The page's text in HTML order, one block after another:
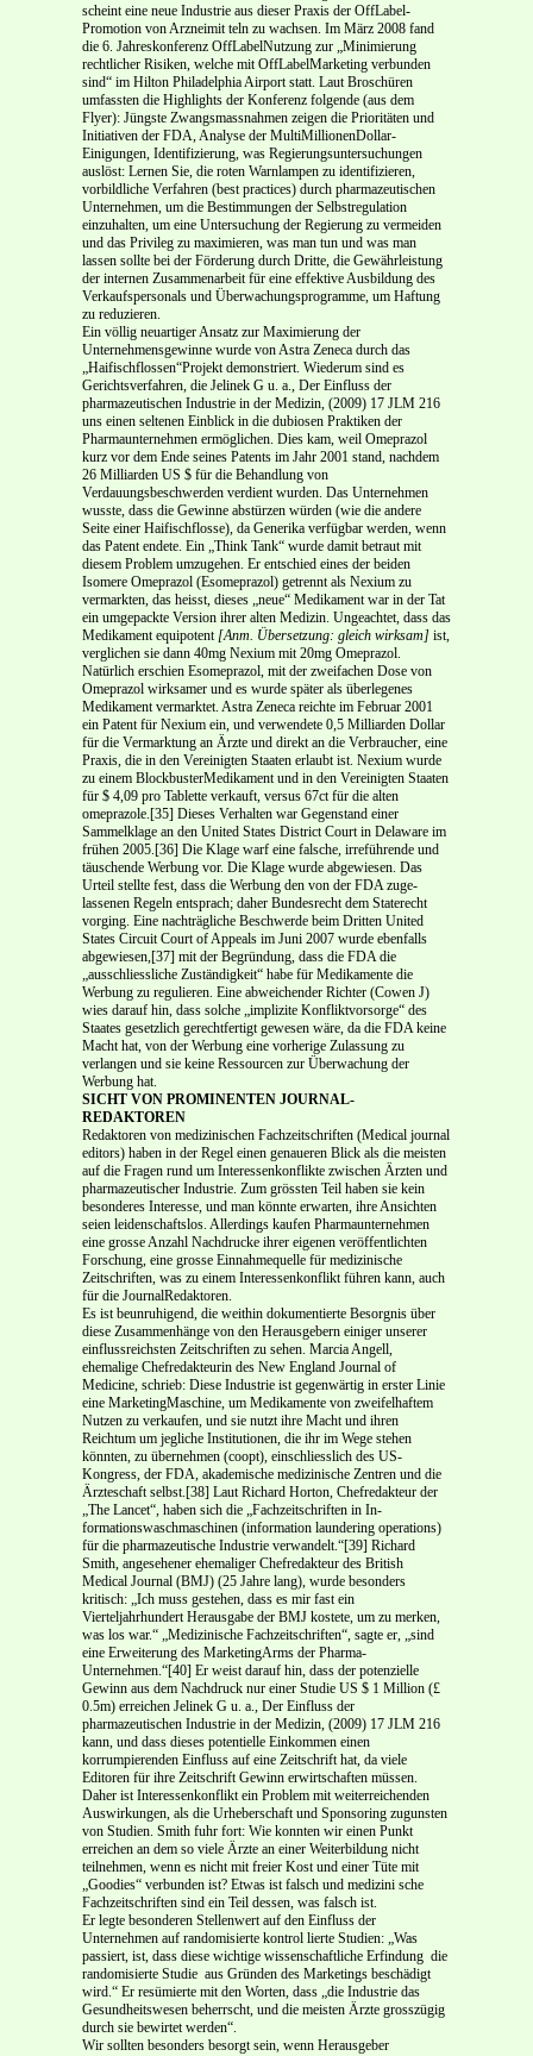
scheint eine neue Industrie aus dieser Praxis der Off­Label­
Promotion von Arzneimit­ teln zu wachsen. Im März 2008 fand
die 6. Jahreskonferenz Off­Label­Nutzung zur „Minimierung
rechtlicher Risiken, welche mit Off­Label­Marketing verbunden
sind“ im Hilton Philadelphia Air­port statt. Laut Broschüren
umfassten die Highlights der Konferenz folgende (aus dem
Flyer): Jüngste Zwangsmassnahmen zeigen die Prioritäten und
Initiativen der FDA, Analyse der Multi­Millionen­Dollar­
Einigungen, Identifizierung, was Regierungsuntersuchungen
auslöst: Lernen Sie, die ro­ten Warnlampen zu identifizieren,
vorbildliche Verfahren (best practices) durch pharmazeutischen
Unter­nehmen, um die Bestimmungen der Selbstregulation
einzuhalten, um eine Untersuchung der Regierung zu vermeiden
und das Privileg zu maximieren, was man tun und was man
lassen sollte bei der Förderung durch Dritte, die Gewährleistung
der internen Zusammenarbeit für eine effektive Ausbildung des
Ver­kaufspersonals und Überwachungsprogramme, um Haftung
zu reduzieren.
Ein völlig neuartiger Ansatz zur Maximierung der
Unternehmensgewinne wurde von Astra Zeneca durch das
„Haifischflossen“­Projekt demonstriert. Wiederum sind es
Gerichtsverfahren, die Jelinek G u. a., Der Einfluss der
pharmazeutischen Industrie in der Medizin, (2009) 17 JLM 216
uns einen seltenen Einblick in die dubiosen Praktiken der
Pharmaunternehmen ermöglichen. Dies kam, weil Omeprazol
kurz vor dem Ende seines Patents im Jahr 2001 stand, nachdem
26 Milliarden US $ für die Behandlung von
Verdauungsbeschwerden verdient wurden. Das Unternehmen
wusste, dass die Gewinne abstürzen würden (wie die andere
Seite einer Haifischflosse), da Generika verfüg­bar werden, wenn
das Patent endete. Ein „Think Tank“ wurde damit betraut mit
diesem Problem umzugehen. Er entschied eines der beiden
Isomere Omeprazol (Esomeprazol) getrennt als Nexium zu
vermarkten, das heisst, dieses „neue“ Medikament war in der Tat
ein umgepackte Version ihrer alten Medizin. Ungeachtet, dass das
Medikament equipotent [Anm. Übersetzung: gleich wirksam] ist,
verglichen sie dann 40mg Nexium mit 20mg Omeprazol.
Natürlich erschien Esomeprazol, mit der zweifachen Dose von
Omeprazol wirksamer und es wurde später als überlegenes
Medikament vermarktet. Astra Zeneca reichte im Februar 2001
ein Patent für Nexium ein, und verwendete 0,5 Milliarden Dollar
für die Vermarktung an Ärzte und direkt an die Verbraucher, eine
Praxis, die in den Vereinigten Staaten erlaubt ist. Nexium wurde
zu einem Blockbuster­Medikament und in den Vereinigten Staaten
für $ 4,09 pro Tablette verkauft, versus 67ct für die alten
omeprazole.[35] Dieses Verhalten war Gegenstand einer
Sammelklage an den United States District Court in Delaware im
frühen 2005.[36] Die Klage warf eine falsche, irreführende und
täuschende Werbung vor. Die Klage wurde abgewiesen. Das
Urteil stellte fest, dass die Werbung den von der FDA zuge­
lassenen Regeln entsprach; daher Bundesrecht dem Staterecht
vorging. Eine nachträgliche Be­schwerde beim Dritten United
States Circuit Court of Appeals im Juni 2007 wurde ebenfalls
abge­wiesen,[37] mit der Begründung, dass die FDA die
„ausschliessliche Zuständigkeit“ habe für Medika­mente die
Werbung zu regulieren. Eine abweichender Richter (Cowen J)
wies darauf hin, dass sol­che „implizite Konfliktvorsorge“ des
Staates gesetzlich gerechtfertigt gewesen wäre, da die FDA keine
Macht hat, von der Werbung eine vorherige Zulassung zu
verlangen und sie keine Ressourcen zur Überwachung der
Werbung hat.
SICHT VON PROMINENTEN JOURNAL-
REDAKTOREN
Redaktoren von medizinischen Fachzeitschriften (Medical journal
editors) haben in der Regel einen genaueren Blick als die meisten
auf die Fragen rund um Interessenkonflikte zwischen Ärzten und
pharmazeutischer Industrie. Zum grössten Teil haben sie kein
besonderes Interesse, und man könnte erwarten, ihre Ansichten
seien leidenschaftslos. Allerdings kaufen Pharmaunternehmen
eine grosse Anzahl Nachdrucke ihrer eigenen veröffentlichten
Forschung, eine grosse Einnahmequelle für medizinische
Zeitschriften, was zu einem Interessenkonflikt führen kann, auch
für die Journal­Redaktoren.
Es ist beunruhigend, die weithin dokumentierte Besorgnis über
diese Zusammenhänge von den Herausgebern einiger unserer
einflussreichsten Zeitschriften zu sehen. Marcia Angell,
ehemalige Chefredakteurin des New England Journal of
Medicine, schrieb: Diese Industrie ist gegenwärtig in erster Linie
eine Marketing­Maschine, um Medikamente von zweifel­haftem
Nutzen zu verkaufen, und sie nutzt ihre Macht und ihren
Reichtum um jegliche Institutionen, die ihr im Wege stehen
könnten, zu übernehmen (co­opt), einschliesslich des US­
Kongress, der FDA, akade­mische medizinische Zentren und die
Ärzteschaft selbst.[38] Laut Richard Horton, Chefredakteur der
„The Lancet“, haben sich die „Fachzeitschriften in In­
formationswaschmaschinen (information laundering operations)
für die pharmazeutische Industrie verwandelt.“[39] Richard
Smith, angesehener ehemaliger Chefredakteur des British
Medical Journal (BMJ) (25 Jahre lang), wurde besonders
kritisch: „Ich muss gestehen, dass es mir fast ein
Vierteljahrhundert Herausgabe der BMJ kostete, um zu merken,
was los war.“ „Medizinische Fachzeitschriften“, sagte er, „sind
eine Erweiterung des Marketing­Arms der Pharma­
Unternehmen.“[40] Er weist darauf hin, dass der potenzielle
Gewinn aus dem Nachdruck nur einer Studie US $ 1 Million (£
0.5m) erreichen Jelinek G u. a., Der Einfluss der
pharmazeutischen Industrie in der Medizin, (2009) 17 JLM 216
kann, und dass dieses potentielle Einkommen einen
korrumpierenden Einfluss auf eine Zeitschrift hat, da viele
Editoren für ihre Zeitschrift Gewinn erwirtschaften müssen.
Daher ist Interessenkon­flikt ein Problem mit weiterreichenden
Auswirkungen, als die Urheberschaft und Sponsoring zu­gunsten
von Studien. Smith fuhr fort: Wie konnten wir einen Punkt
erreichen an dem so viele Ärzte an einer Weiterbildung nicht
teilnehmen, wenn es nicht mit freier Kost und einer Tüte mit
„Goodies“ verbunden ist? Etwas ist falsch und medizini ­sche
Fachzeitschriften sind ein Teil dessen, was falsch ist.
Er legte besonderen Stellenwert auf den Einfluss der
Unternehmen auf randomisierte kontrol­ lierte Studien: „Was
passiert, ist, dass diese wichtige wissenschaftliche Erfindung ­ die
randomisier­te Studie ­ aus Gründen des Marketings beschädigt
wird.“ Er resümierte mit den Worten, dass „die Industrie das
Gesundheitswesen beherrscht, und die meisten Ärzte grosszügig
durch sie bewirtet werden“.
Wir sollten besonders besorgt sein, wenn Herausgeber